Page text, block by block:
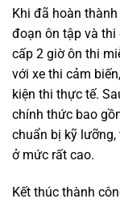
Khi đã hoàn
đoạn ôn tập và thi
cấp 2 giờ ôn thi
với xe thi cảm
kiện thi thực tế.
chính thức bao
chuẩn bị kỹ
ở mức rất cao.
Kết thúc thành